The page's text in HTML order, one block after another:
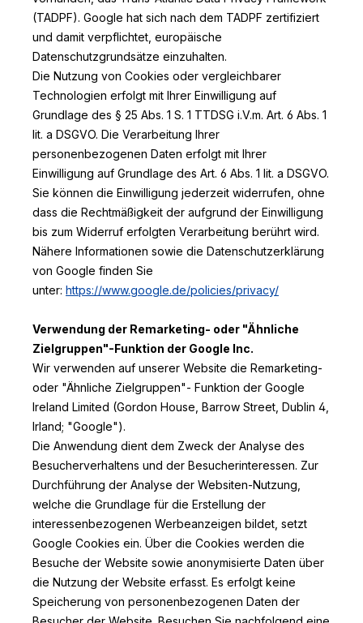
(TADPF). Google hat sich nach dem TADPF zertifiziert
und damit verpflichtet, europäische
Datenschutzgrundsätze einzuhalten.
Die Nutzung von Cookies oder vergleichbarer
Technologien erfolgt mit Ihrer Einwilligung auf
Grundlage des § 25 Abs. 1 S. 1 TTDSG i.V.m. Art. 6 Abs. 1
lit. a DSGVO. Die Verarbeitung Ihrer
personenbezogenen Daten erfolgt mit Ihrer
Einwilligung auf Grundlage des Art. 6 Abs. 1 lit. a DSGVO.
Sie können die Einwilligung jederzeit widerrufen, ohne
dass die Rechtmäßigkeit der aufgrund der Einwilligung
bis zum Widerruf erfolgten Verarbeitung berührt wird.
Nähere Informationen sowie die Datenschutzerklärung
von Google finden Sie
unter: https://www.google.de/policies/privacy/
Verwendung der Remarketing- oder "Ähnliche
Zielgruppen"-Funktion der Google Inc.
Wir verwenden auf unserer Website die Remarketing-
oder "Ähnliche Zielgruppen"- Funktion der Google
Ireland Limited (Gordon House, Barrow Street, Dublin 4,
Irland; "Google").
Die Anwendung dient dem Zweck der Analyse des
Besucherverhaltens und der Besucherinteressen. Zur
Durchführung der Analyse der Websiten-Nutzung,
welche die Grundlage für die Erstellung der
interessenbezogenen Werbeanzeigen bildet, setzt
Google Cookies ein. Über die Cookies werden die
Besuche der Website sowie anonymisierte Daten über
die Nutzung der Website erfasst. Es erfolgt keine
Speicherung von personenbezogenen Daten der